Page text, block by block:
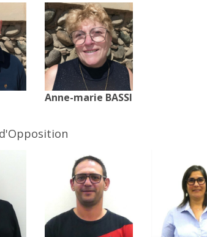
Anne-marie BASSI